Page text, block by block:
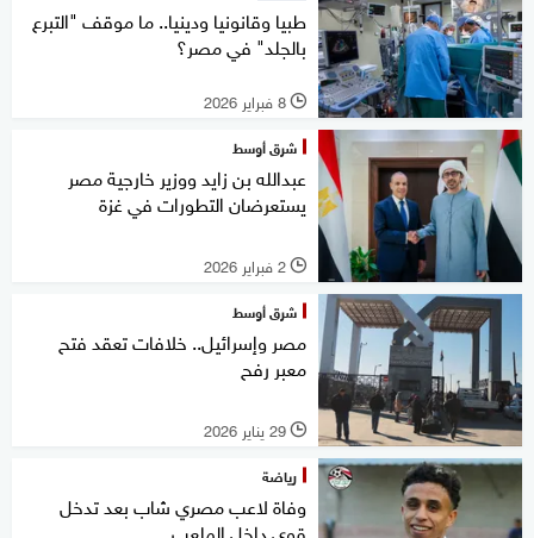
طبيا وقانونيا ودينيا.. ما موقف "التبرع
بالجلد" في مصر؟
l 8 فبراير 2026
شرق أوسط
عبدالله بن زايد ووزير خارجية مصر
يستعرضان التطورات في غزة
l 2 فبراير 2026
شرق أوسط
مصر وإسرائيل.. خلافات تعقد فتح
معبر رفح
l 29 يناير 2026
رياضة
وفاة لاعب مصري شاب بعد تدخل
قوي داخل الملعب